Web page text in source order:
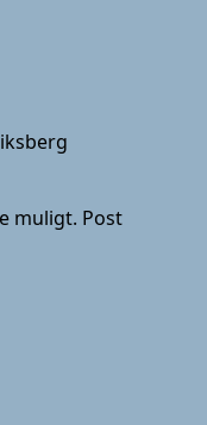
muligt. Post